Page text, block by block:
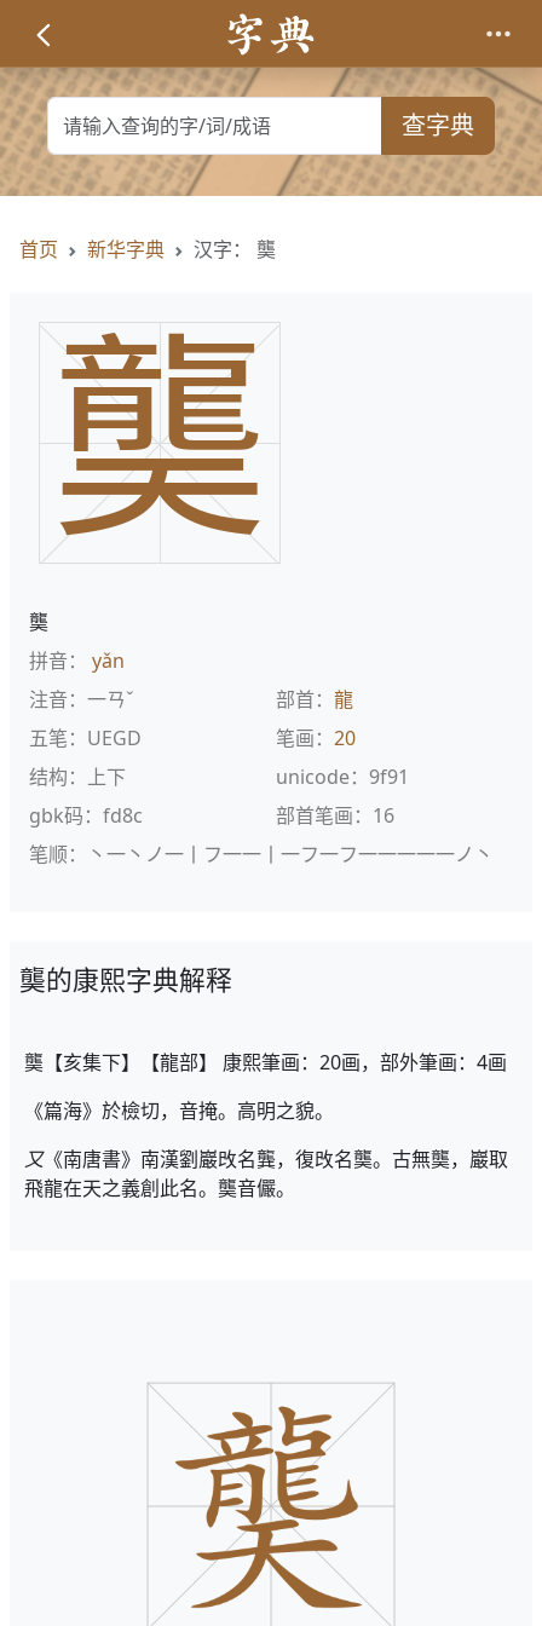
查字典
首页 新华字典 汉字： 龑
龑
龑
拼音： yǎn
注音：一ㄢˇ
部首： 龍
五笔：UEGD
笔画： 20
结构：上下
unicode：9f91
gbk码：fd8c
部首笔画：16
笔顺：丶一丶ノ一丨フ一一丨一フ一フ一一一一一ノ丶
龑的康熙字典解释
龑【亥集下】【龍部】 康熙筆画：20画，部外筆画：4画
《篇海》於檢切，音掩。高明之貌。
又《南唐書》南漢劉巖攺名龔，復攺名龑。古無龑，巖取
飛龍在天之義創此名。龑音儼。